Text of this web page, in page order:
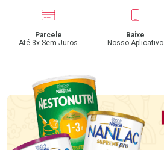
Parcele
Até 3x Sem Juros
Baixe
Nosso Aplicativo